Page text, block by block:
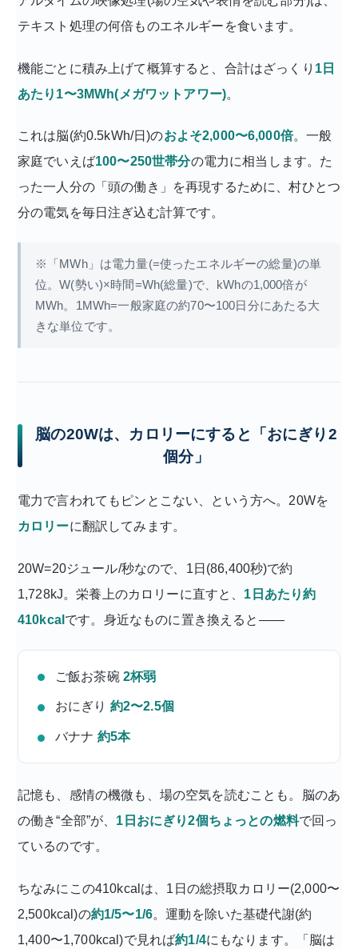
テキスト処理の何倍ものエネルギーを食います。
機能ごとに積み上げて概算すると、合計はざっくり 1日
あたり1〜3MWh(メガワットアワー)。
これは脳(約0.5kWh/日)のおよそ2,000〜6,000倍。一般
家庭でいえば100〜250世帯分の電力に相当します。た
った一人分の「頭の働き」を再現するために、村ひとつ
分の電気を毎日注ぎ込む計算です。
※「MWh」は電力量(=使ったエネルギーの総量)の単
位。W(勢い)×時間=Wh(総量)で、kWhの1,000倍が
MWh。1MWh=一般家庭の約70〜100日分にあたる大
きな単位です。
脳の20Wは、カロリーにすると「おにぎり2
個分」
電力で言われてもピンとこない、という方へ。20Wを
カロリーに翻訳してみます。
20W=20ジュール/秒なので、1日(86,400秒)で約
1,728kJ。栄養上のカロリーに直すと、 1日あたり約
410kcal です。身近なものに置き換えると——
ご飯お茶碗 2杯弱
おにぎり 約2〜2.5個
バナナ 約5本
記憶も、感情の機微も、場の空気を読むことも。脳のあ
の働き“全部”が、 1日おにぎり2個ちょっとの燃料で回っ
ているのです。
ちなみにこの410kcalは、1日の総摂取カロリー(2,000〜
2,500kcal)の約1/5〜1/6。運動を除いた基礎代謝(約
1,400〜1,700kcal)で見れば約1/4にもなります。「脳は